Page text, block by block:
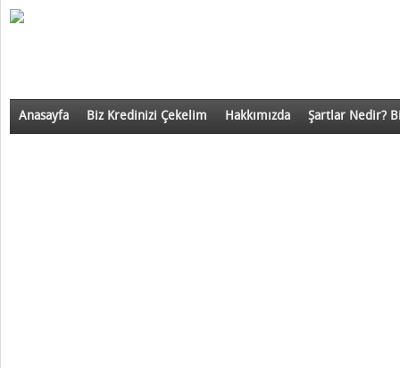
Anasayfa Biz Kredinizi Çekelim Hakkımızda Şartlar Nedir?